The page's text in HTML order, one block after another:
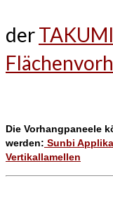
der
Die Vorhangpaneele
werden: Sunbi
Vertikallamellen